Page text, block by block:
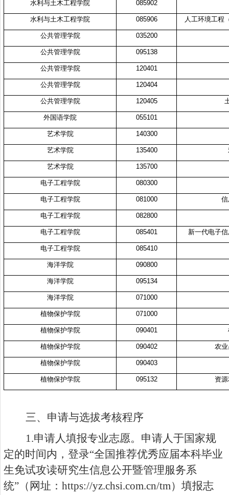
水利与土木工程学院 085902
水利与土木工程学院 085906 人工环境工程
公共管理学院 035200
公共管理学院 095138
公共管理学院 120401
公共管理学院 120404
公共管理学院 120405
外国语学院 055101
艺术学院 140300
艺术学院 135400
艺术学院 135700
电子工程学院 080300
电子工程学院 081000
电子工程学院 082800
电子工程学院 085401 新一代电子
电子工程学院 085410
海洋学院 090800
海洋学院 095134
海洋学院 071000
植物保护学院 071000
植物保护学院 090401
植物保护学院 090402 农
植物保护学院 090403
植物保护学院 095132 资
三、申请与选拔考核程序
1.申请人填报专业志愿。申请人于国家规
定的时间内，登录“全国推荐优秀应届本科毕业
生免试攻读研究生信息公开暨管理服务系
统”（网址： https://yz.chsi.com.cn/tm）填报志